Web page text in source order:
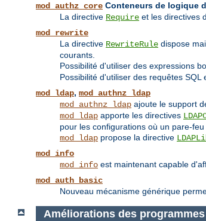
mod_authz_core Conteneurs de logique
La directive Require et les directives
mod_rewrite
La directive RewriteRule dispose
courants.
Possibilité d'utiliser des expressions
Possibilité d'utiliser des requêtes
mod_ldap, mod_authnz_ldap
mod_authnz_ldap ajoute le support
mod_ldap apporte les directives
pour les configurations où un pare-
mod_ldap propose la directive
mod_info
mod_info est maintenant capable
mod_auth_basic
Nouveau mécanisme générique
Améliorations des programmes